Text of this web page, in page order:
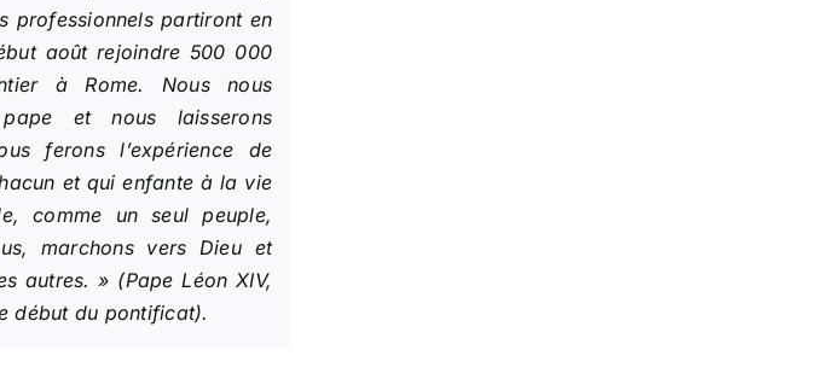
professionnels partiront en
août rejoindre 500 000
à Rome. Nous nous
et nous laisserons
ferons l’expérience de
et qui enfante à la vie
comme un seul peuple,
marchons vers Dieu et
autres. » (Pape Léon XIV,
début du pontificat).